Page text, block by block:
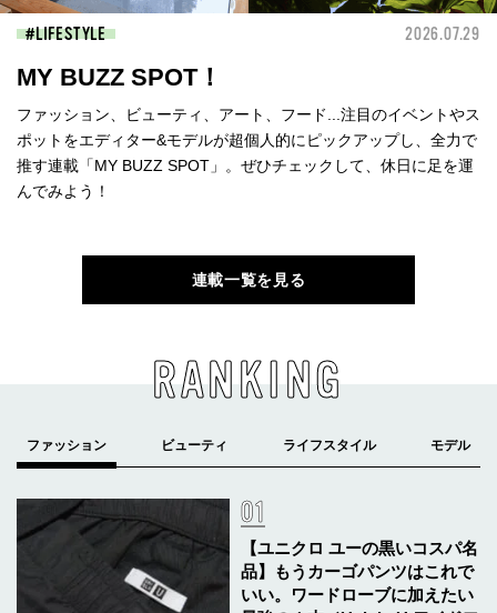
LIFESTYLE 2026.07.29
MY BUZZ SPOT！
ファッション、ビューティ、アート、フード...注目のイベントやス
ポットをエディター&モデルが超個人的にピックアップし、全力で
推す連載「MY BUZZ SPOT」。ぜひチェックして、休日に足を運
んでみよう！
連載一覧を見る
RANKING
【ユニクロ ユーの黒いコスパ名
品】もうカーゴパンツはこれで
いい。ワードローブに加えたい